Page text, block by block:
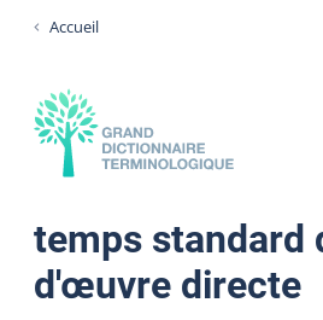
Accueil
temps standard
d'œuvre directe